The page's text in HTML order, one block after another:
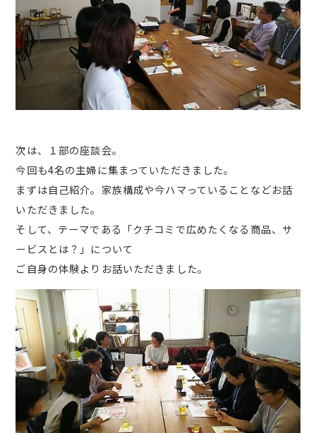
次は、１部の座談会。
今回も4名の主婦に集まっていただきました。
まずは自己紹介。家族構成や今ハマっていることなどお話
いただきました。
そして、テーマである「クチコミで広めたくなる商品、サ
ービスとは？」について
ご自身の体験よりお話いただきました。